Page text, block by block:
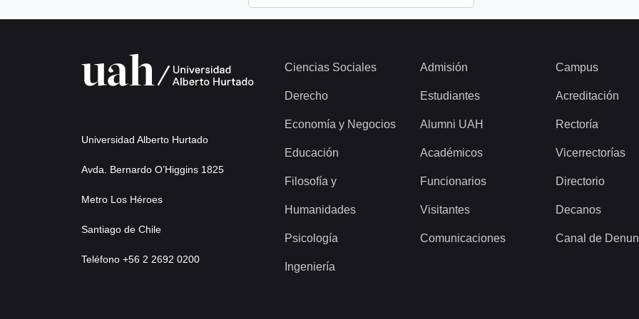
Universidad Alberto Hurtado
Avda. Bernardo O’Higgins 1825
Metro Los Héroes
Santiago de Chile
Teléfono +56 2 2692 0200
Ciencias Sociales
Derecho
Economía y Negocios
Educación
Filosofía y
Humanidades
Psicología
Ingeniería
Admisión
Estudiantes
Alumni UAH
Académicos
Funcionarios
Visitantes
Comunicaciones
Campus
Acreditación
Rectoría
Vicerrectorías
Directorio
Decanos
Canal de